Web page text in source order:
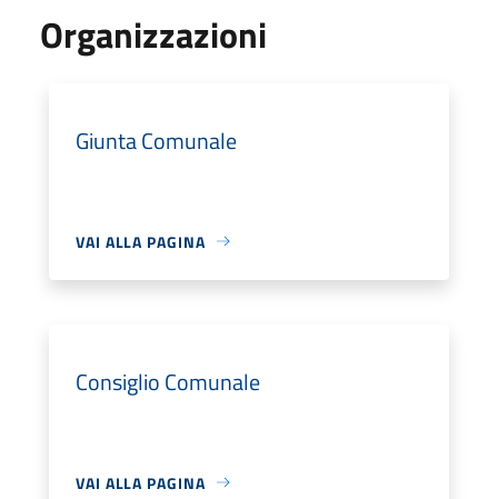
Organizzazioni
Giunta Comunale
VAI ALLA PAGINA
Consiglio Comunale
VAI ALLA PAGINA